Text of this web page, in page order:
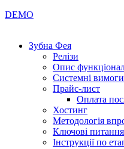
DEMO
Зубна Фея
Релізи
Опис
Системні
Прайс-лист
Оплата
Хостинг
Методологія
Ключові питання
Інструкції по